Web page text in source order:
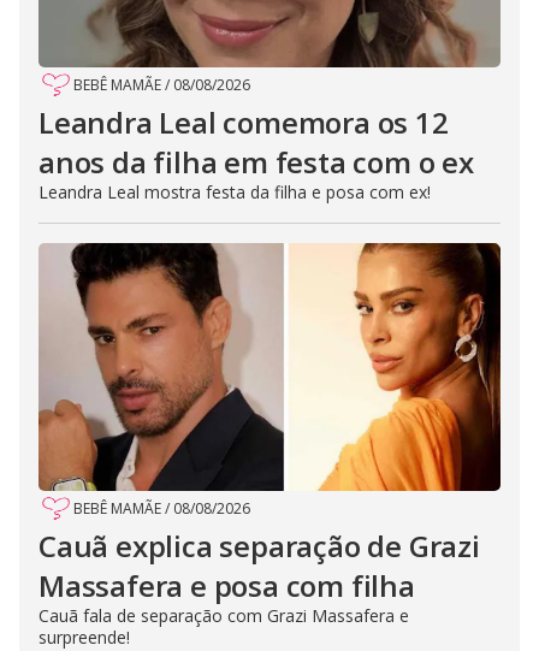
BEBÊ MAMÃE/ 08/08/2026
Leandra Leal comemora os 12
anos da filha em festa com o ex
Leandra Leal mostra festa da filha e posa com ex!
BEBÊ MAMÃE/ 08/08/2026
Cauã explica separação de Grazi
Massafera e posa com filha
Cauã fala de separação com Grazi Massafera e
surpreende!